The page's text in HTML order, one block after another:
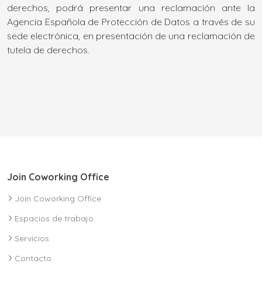
derechos, podrá presentar una reclamación ante la
Agencia Española de Protección de Datos a través de su
sede electrónica, en presentación de una reclamación de
tutela de derechos.
Join Coworking Office
Join Coworking Office
Espacios de trabajo
Servicios
Contacto